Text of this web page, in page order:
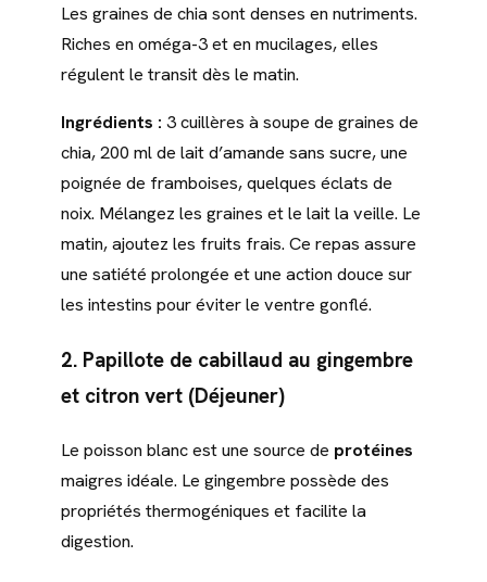
Les graines de chia sont denses en nutriments.
Riches en oméga-3 et en mucilages, elles
régulent le transit dès le matin.
Ingrédients : 3 cuillères à soupe de graines de
chia, 200 ml de lait d’amande sans sucre, une
poignée de framboises, quelques éclats de
noix. Mélangez les graines et le lait la veille. Le
matin, ajoutez les fruits frais. Ce repas assure
une satiété prolongée et une action douce sur
les intestins pour éviter le ventre gonflé.
2. Papillote de cabillaud au gingembre
et citron vert (Déjeuner)
Le poisson blanc est une source de protéines
maigres idéale. Le gingembre possède des
propriétés thermogéniques et facilite la
digestion.